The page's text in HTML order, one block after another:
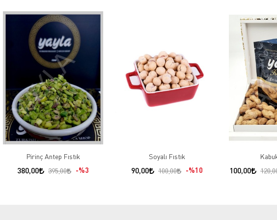
Pirinç Antep Fıstık
380,00 395,00 %3
Soyalı Fıstık
90,00 100,00 %10 100,00